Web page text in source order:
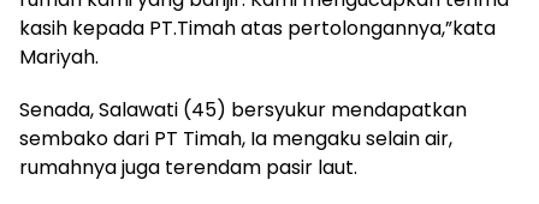
kasih kepada PT.Timah atas pertolongannya,”kata
Mariyah.
Senada, Salawati (45) bersyukur mendapatkan
sembako dari PT Timah, Ia mengaku selain air,
rumahnya juga terendam pasir laut.